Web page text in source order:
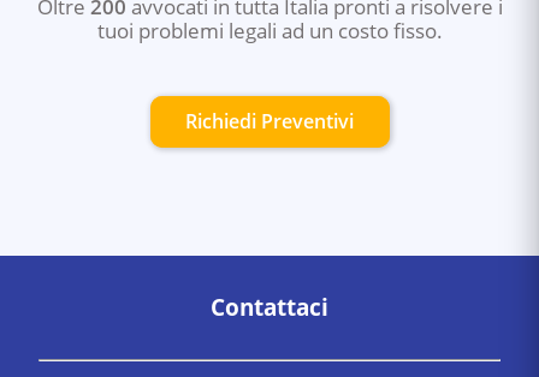
Oltre 200 avvocati in tutta Italia pronti a risolvere i
tuoi problemi legali ad un costo fisso.
Richiedi Preventivi
Contattaci